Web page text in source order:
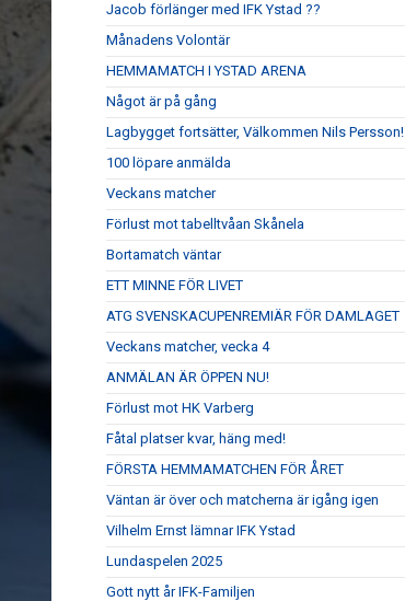
Jacob förlänger med IFK Ystad ??
Månadens Volontär
HEMMAMATCH I YSTAD ARENA
Något är på gång
Lagbygget fortsätter, Välkommen Nils Persson!
100 löpare anmälda
Veckans matcher
Förlust mot tabelltvåan Skånela
Bortamatch väntar
ETT MINNE FÖR LIVET
ATG SVENSKACUPENREMIÄR FÖR DAMLAGET
Veckans matcher, vecka 4
ANMÄLAN ÄR ÖPPEN NU!
Förlust mot HK Varberg
Fåtal platser kvar, häng med!
FÖRSTA HEMMAMATCHEN FÖR ÅRET
Väntan är över och matcherna är igång igen
Vilhelm Ernst lämnar IFK Ystad
Lundaspelen 2025
Gott nytt år IFK-Familjen